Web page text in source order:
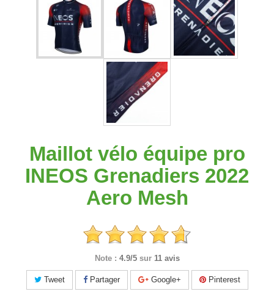
Maillot vélo équipe pro
INEOS Grenadiers 2022
Aero Mesh
Note : 4.9/5 sur 11 avis
Tweet Partager Google+ Pinterest